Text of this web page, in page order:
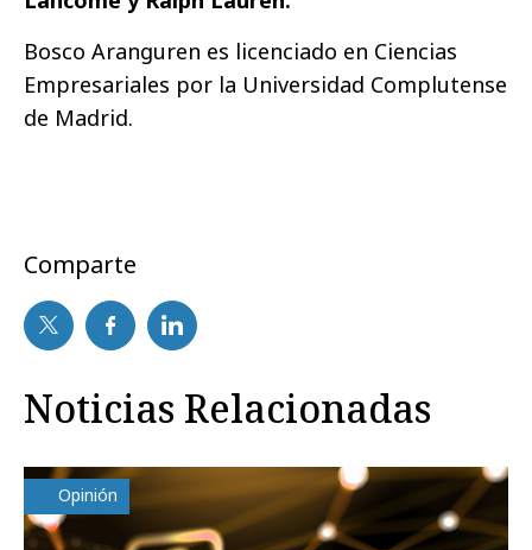
Bosco Aranguren es licenciado en Ciencias
Empresariales por la Universidad Complutense
de Madrid.
Comparte
Noticias Relacionadas
Opinión